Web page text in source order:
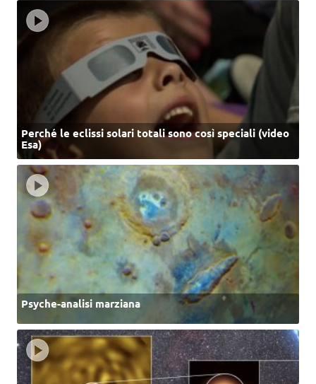
Perché le eclissi solari totali sono così speciali (video
Esa)
Psyche-analisi marziana